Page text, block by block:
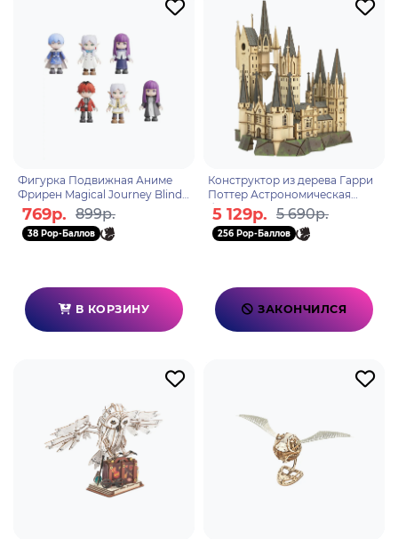
Фигурка Подвижная Аниме
Фрирен Magical Journey Blind
Box 1 шт 10 см
769р. 899р.
38 Pop-Баллов
В КОРЗИНУ
Конструктор из дерева Гарри
Поттер Астрономическая
башня Хогвартс 1611
5 129р. 5 690р.
256 Pop-Баллов
ЗАКОНЧИЛСЯ